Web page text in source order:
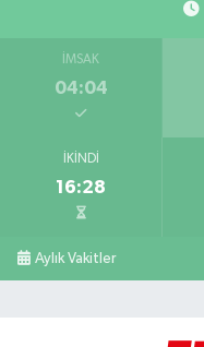
İMSAK
04:04
İKINDI
16:28
Aylık Vakitler